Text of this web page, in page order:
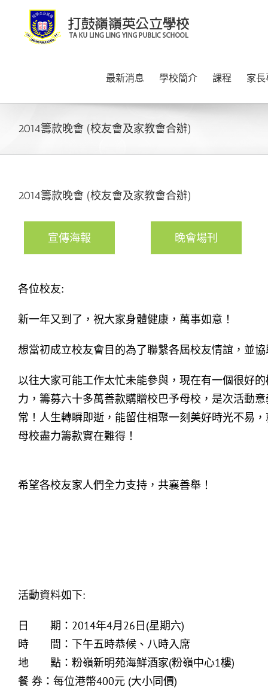
content
最新消息 學校簡介 課程 家
2014籌款晚會 (校友會及家教會合辦)
2014籌款晚會 (校友會及家教會合辦)
宣傳海報 晚會場刊
各位校友:
新一年又到了，祝大家身體健康，萬事如意！
想當初成立校友會目的為了聯繫各屆校友情誼，並
以往大家可能工作太忙未能參與，現在有一個很好
力，籌募六十多萬善款購贈校巴予母校，是次活動
常！人生轉瞬即逝，能留住相聚一刻美好時光不易
母校盡力籌款實在難得！
希望各校友家人們全力支持，共襄善舉！
活動資料如下:
日 期：2014年4月26日(星期六)
時 間：下午五時恭候、八時入席
地 點：粉嶺新明苑海鮮酒家(粉嶺中心1樓)
餐 券：每位港幣400元 (大小同價)